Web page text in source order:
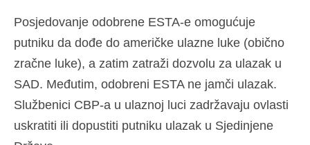
Posjedovanje odobrene ESTA-e omogućuje
putniku da dođe do američke ulazne luke (obično
zračne luke), a zatim zatraži dozvolu za ulazak u
SAD. Međutim, odobreni ESTA ne jamči ulazak.
Službenici CBP-a u ulaznoj luci zadržavaju ovlasti
uskratiti ili dopustiti putniku ulazak u Sjedinjene